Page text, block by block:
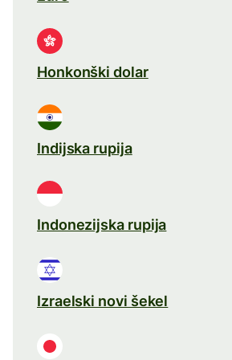
Honkonški dolar
Indijska rupija
Indonezijska rupija
Izraelski novi šekel